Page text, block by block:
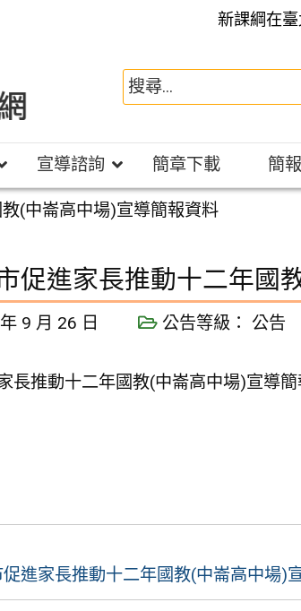
新課綱在臺
宣導諮詢 簡章下載 簡
(中崙高中場)宣導簡報資料
促進家長推動十二年國
9 月 26 日 公告等級： 公告
長推動十二年國教(中崙高中場)宣導
進家長推動十二年國教(中崙高中場)